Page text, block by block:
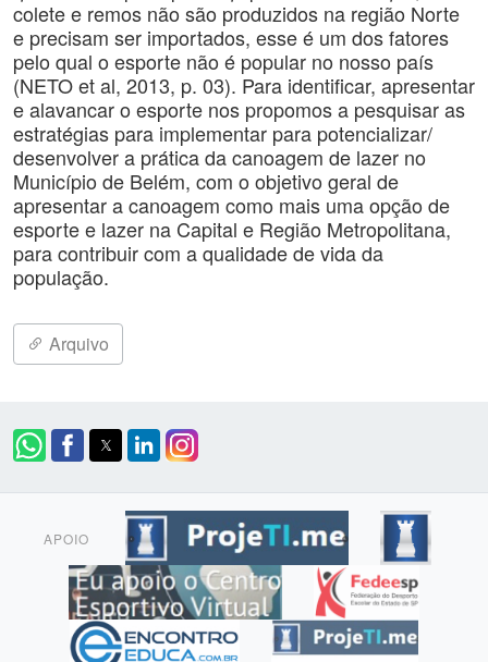
colete e remos não são produzidos na região Norte
e precisam ser importados, esse é um dos fatores
pelo qual o esporte não é popular no nosso país
(NETO et al, 2013, p. 03). Para identificar, apresentar
e alavancar o esporte nos propomos a pesquisar as
estratégias para implementar para potencializar/
desenvolver a prática da canoagem de lazer no
Município de Belém, com o objetivo geral de
apresentar a canoagem como mais uma opção de
esporte e lazer na Capital e Região Metropolitana,
para contribuir com a qualidade de vida da
população.
Arquivo
APOIO